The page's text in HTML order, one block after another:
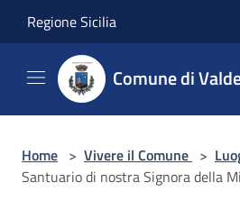
Regione Sicilia
Comune di
Home > Vivere il Comune >
Santuario di nostra Signora della